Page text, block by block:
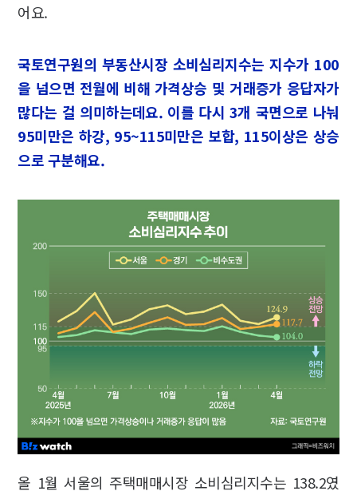
어요.
국토연구원의 부동산시장 소비심리지수는 지수가 100
을 넘으면 전월에 비해 가격상승 및 거래증가 응답자가
많다는 걸 의미하는데요. 이를 다시 3개 국면으로 나눠
95미만은 하강, 95~115미만은 보합, 115이상은 상승
으로 구분해요.
올 1월 서울의 주택매매시장 소비심리지수는 138.2였